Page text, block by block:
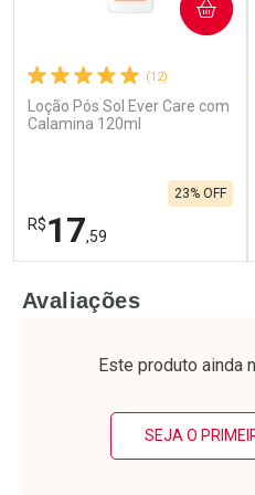
Por R$ 99,90/cada
(12)
Loção Pós Sol Ever Care com
Calamina 120ml
R$17,59
23% OFF
COMPRAR
Laboratório
Por Menos
Avaliações
Este produto ainda
SEJA O